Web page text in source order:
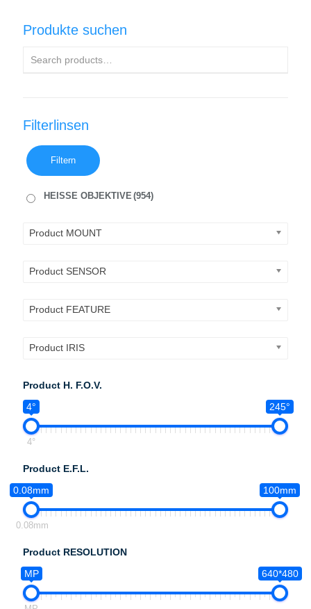
Produkte suchen
Filterlinsen
Filtern
HEISSE OBJEKTIVE (954)
Product MOUNT
Product SENSOR
Product FEATURE
Product IRIS
Product H. F.O.V.
4°
245°
4°
Product E.F.L.
0.08mm
100mm
0.08mm
Product RESOLUTION
MP
640*480